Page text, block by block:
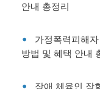
안내 총정리
가정폭력피해
방법 및 혜택 안내
장애 체육인 장